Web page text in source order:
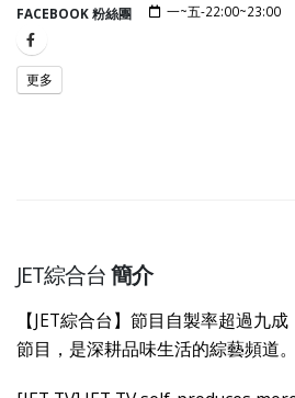
一~五-22:00~23:00
FACEBOOK 粉絲團
更多
JET綜合台簡介
【JET綜合台】節目自製率超過九
節目，是深耕品味生活的綜藝頻道。